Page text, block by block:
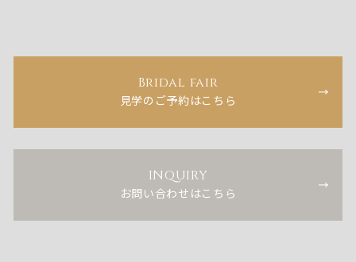
Bridal fair
見学のご予約はこちら
INQUIRY
お問い合わせはこちら